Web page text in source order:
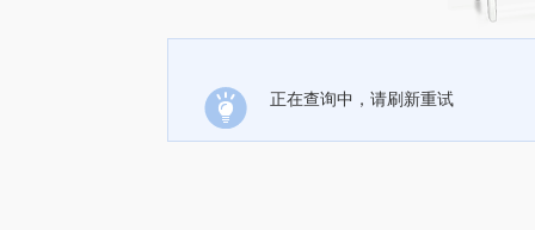
正在查询中，请刷新重试